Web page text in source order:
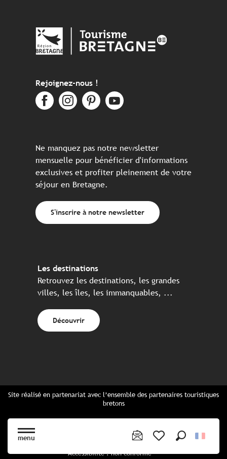
menu
Rejoignez-nous !
Ne manquez pas notre newsletter
mensuelle pour bénéficier d'informations
exclusives et profiter pleinement de votre
séjour en Bretagne.
S'inscrire à notre newsletter
Les destinations
Retrouvez les destinations, les grandes
villes, les îles, les immanquables, ...
Découvrir
Site réalisé en partenariat avec l’ensemble des partenaires touristiques
bretons
Cartes Bretagne & brochures
Accessibilité : non conforme